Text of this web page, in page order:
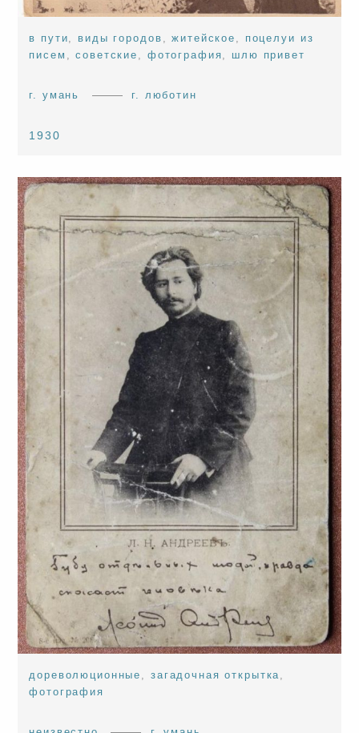
в пути виды городов ,житейское
поцелуи из
писем
,советские фотография шлю привет
г. умань г. люботин
1930
дореволюционные загадочная открытка
фотография